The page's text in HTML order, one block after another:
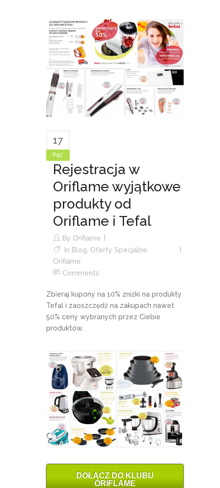
17
Paź
Rejestracja w
Oriflame wyjątkowe
produkty od
Oriflame i Tefal
By Oriflame
In Blog Oferty Specjalne
Oriflame
Comments
Zbieraj kupony na 10% zniżki na produkty
Tefal i zaoszczędź na zakupach nawet
50% ceny wybranych przez Ciebie
produktów.
DOŁĄCZ DO KLUBU
ORIFLAME